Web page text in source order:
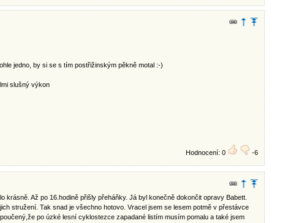
jedno, by si se s tím postřižinským pěkně motal :-)
slušný výkon
Hodnocení: 0 -6
krásně. Až po 16.hodině přišly přeháňky. Já byl konečně dokončit opravy Babett.
stružení. Tak snad je všechno hotovo. Vracel jsem se lesem potmě v přestávce
po úzké lesní cyklostezce zapadané listím musím pomalu a také jsem